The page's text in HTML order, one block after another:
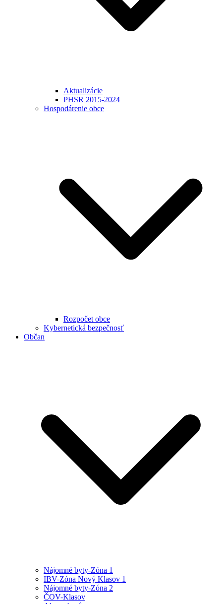
Aktualizácie
PHSR 2015-2024
Hospodárenie obce
Rozpočet obce
Kybernetická bezpečnosť
Občan
Nájomné byty-Zóna 1
IBV-Zóna Nový Klasov 1
Nájomné byty-Zóna 2
ČOV-Klasov